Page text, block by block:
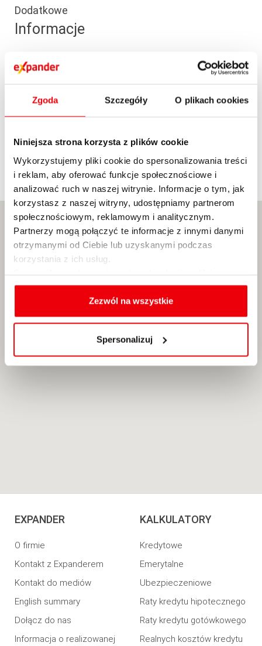
Zgoda Szczegóły O plikach cookies
Niniejsza strona korzysta z plików cookie
Wykorzystujemy pliki cookie do spersonalizowania treści
i reklam, aby oferować funkcje społecznościowe i
analizować ruch w naszej witrynie. Informacje o tym, jak
korzystasz z naszej witryny, udostępniamy partnerom
społecznościowym, reklamowym i analitycznym.
Partnerzy mogą połączyć te informacje z innymi danymi
otrzymanymi od Ciebie lub uzyskanymi podczas
korzystania z ich usług.
cookies, celu i sposobu korzystania z nich przez nas
oraz zmiany ustawień plików cookies a także ich
usuwania z przeglądarki internetowej, znajdują się
Zezwól na wszystkie
Spersonalizuj
Dodatkowe
Informacje
Pierwsze piętro, windy od strony ul. Wieniawskiej
(oznaczone w parkingu podziemnym jako winda A).
pierwszym piętrze.
Parking zewnętrzny 50m obok, na ul Ewangelickiej
EXPANDER
O firmie
Kontakt z Expanderem
Kontakt do mediów
English summary
Dołącz do nas
Informacja o realizowanej
KALKULATORY
Kredytowe
Emerytalne
Ubezpieczeniowe
Raty kredytu hipotecznego
Raty kredytu gotówkowego
Realnych kosztów kredytu